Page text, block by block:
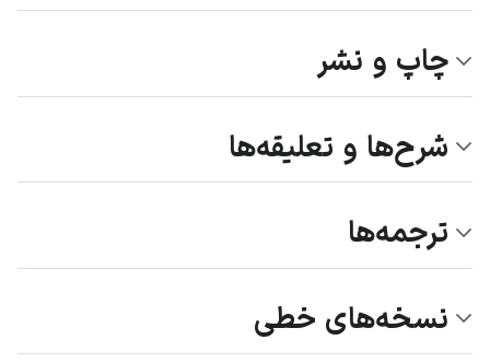
چاپ و نشر
شرح‌ها و تعلیقه‌ها
ترجمه‌ها
نسخه‌های خطی